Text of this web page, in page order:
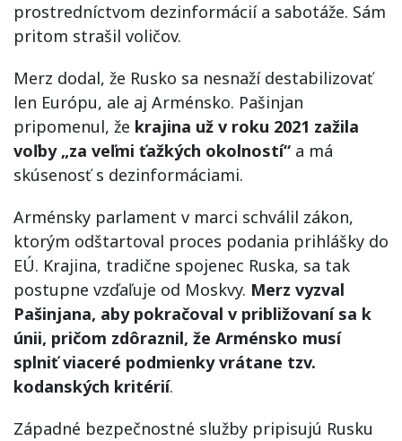
prostredníctvom dezinformácií a sabotáže. Sám
pritom strašil voličov.
Merz dodal, že Rusko sa nesnaží destabilizovať
len Európu, ale aj Arménsko. Pašinjan
pripomenul, že krajina už v roku 2021 zažila
voľby „za veľmi ťažkých okolností“ a má
skúsenosť s dezinformáciami.
Arménsky parlament v marci schválil zákon,
ktorým odštartoval proces podania prihlášky do
EÚ. Krajina, tradične spojenec Ruska, sa tak
postupne vzďaľuje od Moskvy. Merz vyzval
Pašinjana, aby pokračoval v približovaní sa k
únii, pričom zdôraznil, že Arménsko musí
splniť viaceré podmienky vrátane tzv.
kodanských kritérií.
Západné bezpečnostné služby pripisujú Rusku